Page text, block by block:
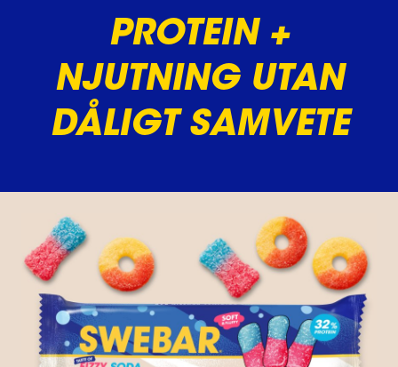
PROTEIN +
NJUTNING UTAN
DÅLIGT SAMVETE